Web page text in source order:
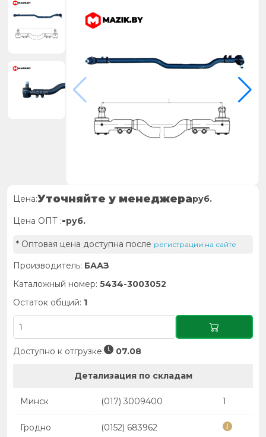
Цена:Уточняйте у менеджераруб.
Цена ОПТ :-руб.
* Оптовая цена доступна после регистрации на сайте
Производитель: БААЗ
Каталожный номер: 5434-3003052
Остаток общий: 1
Доступно к отгрузке: 07.08
Детализация по складам
Минск (017) 3009400 1
Гродно (0152) 683962